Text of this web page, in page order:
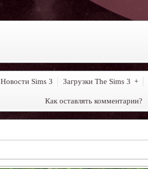
Новости Sims 3 Загрузки The Sims 3
Как оставлять комментарии?